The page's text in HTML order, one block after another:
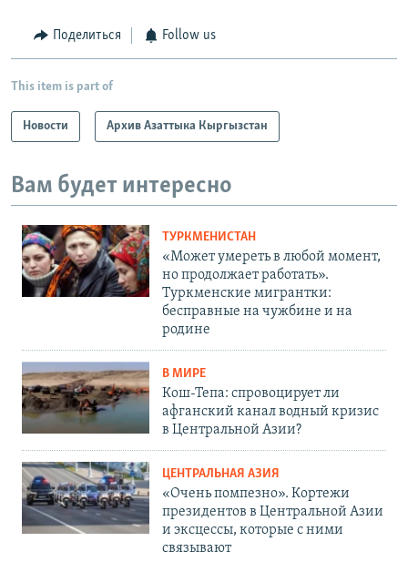
Поделиться Follow us
This item is part of
Новости Архив Азаттыка Кыргызстан
Вам будет интересно
ТУРКМЕНИСТАН
«Может умереть в любой момент,
но продолжает работать».
Туркменские мигрантки:
бесправные на чужбине и на
родине
В МИРЕ
Кош-Тепа: спровоцирует ли
афганский канал водный кризис
в Центральной Азии?
ЦЕНТРАЛЬНАЯ АЗИЯ
«Очень помпезно». Кортежи
президентов в Центральной Азии
и эксцессы, которые с ними
связывают